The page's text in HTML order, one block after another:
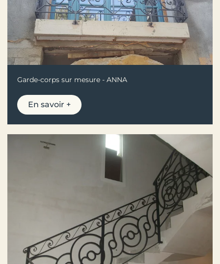
Garde-corps sur mesure - ANNA
En savoir +